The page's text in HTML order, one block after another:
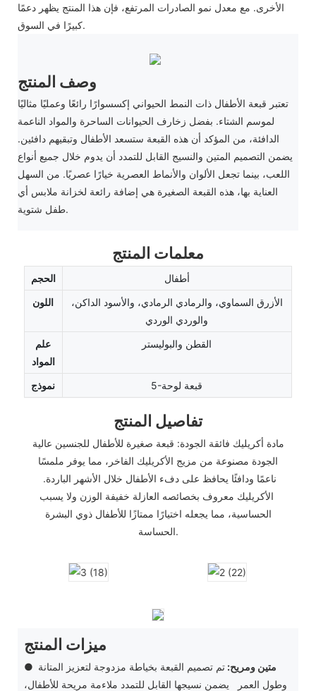
الأخرى. مع معدل نمو الصادرات المرتفع، فإن هذا المنتج يظهر دعمًا
كبيرًا في السوق.
وصف المنتج
تعتبر قبعة الأطفال ذات النمط الحيواني إكسسوارًا رائعًا وعمليًا مثاليًا
لموسم الشتاء. بفضل زخارف الحيوانات الساحرة والمواد الناعمة
الدافئة، من المؤكد أن هذه القبعة ستسعد الأطفال وتبقيهم دافئين.
يضمن التصميم المتين والنسيج القابل للتمدد أن يدوم خلال جميع أنواع
اللعب، بينما تجعل الألوان والأنماط العصرية خيارًا عصريًا. من السهل
العناية بها، هذه القبعة الصغيرة هي إضافة رائعة لخزانة ملابس أي
طفل شتوية.
معلمات المنتج
الحجم
أطفال
اللون
الأزرق السماوي، والرمادي الرمادي، والأسود الداكن،
والوردي الوردي
علم
المواد
القطن والبوليستر
نموذج 5-قبعة لوحة
تفاصيل المنتج
مادة أكريليك فائقة الجودة: قبعة صغيرة للأطفال للجنسين عالية
الجودة مصنوعة من مزيج الأكريليك الفاخر، مما يوفر ملمسًا
ناعمًا ودافئًا يحافظ على دفء الأطفال خلال الأشهر الباردة.
الأكريليك معروف بخصائصه العازلة خفيفة الوزن ولا يسبب
الحساسية، مما يجعله اختيارًا ممتازًا للأطفال ذوي البشرة
الحساسة.
ميزات المنتج
● متين ومريح:تم تصميم القبعة بخياطة مزدوجة لتعزيز المتانة
وطول العمر يضمن نسيجها القابل للتمدد ملاءمة مريحة للأطفال،